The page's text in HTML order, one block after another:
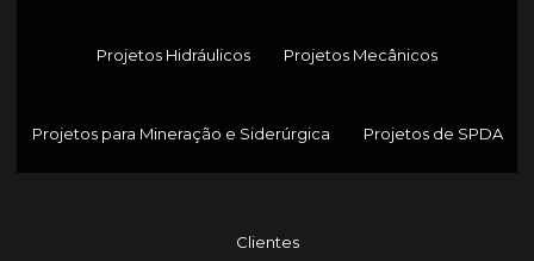
Projetos Hidráulicos Projetos Mecânicos
Projetos para Mineração e Siderúrgica Projetos de SPDA
Clientes